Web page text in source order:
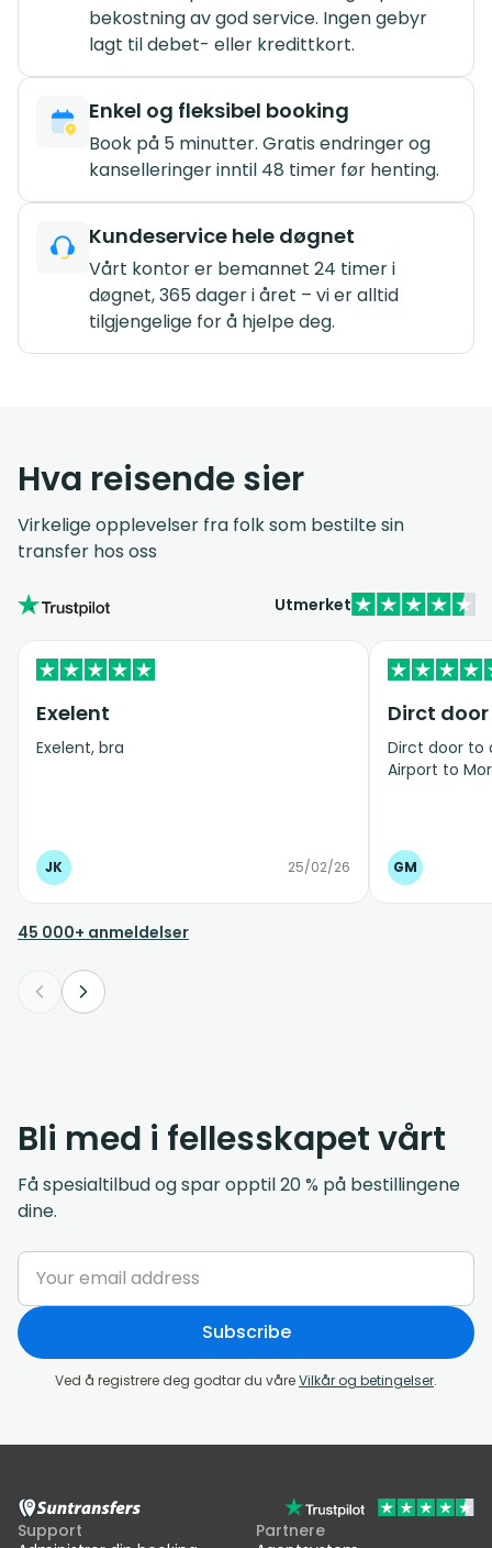
bekostning av god service. Ingen gebyr
lagt til debet- eller kredittkort.
Enkel og fleksibel booking
Book på 5 minutter. Gratis endringer og
kanselleringer inntil 48 timer før henting.
Kundeservice hele døgnet
Vårt kontor er bemannet 24 timer i
døgnet, 365 dager i året – vi er alltid
tilgjengelige for å hjelpe deg.
Hva reisende sier
Virkelige opplevelser fra folk som bestilte sin
transfer hos oss
Utmerket
Exelent
Exelent, bra
JK 25/02/26
Dirct
Dirct door to
Airport to
GM
45 000+ anmeldelser
Bli med i fellesskapet vårt
Få spesialtilbud og spar opptil 20 % på bestillingene
dine.
Subscribe
Ved å registrere deg godtar du våreVilkår og betingelser.
Support
Partnere